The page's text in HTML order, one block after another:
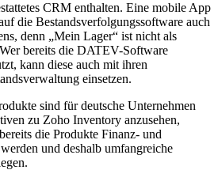
CRM enthalten. Eine mobile App
die Bestandsverfolgungssoftware auch
denn „Mein Lager“ ist nicht als
bereits die DATEV-Software
kann diese auch mit ihren
einsetzen.
sind für deutsche Unternehmen
zu Zoho Inventory anzusehen,
die Produkte Finanz- und
und deshalb umfangreiche